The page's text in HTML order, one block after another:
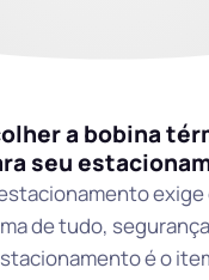
a bobina
seu
de tudo,
é o